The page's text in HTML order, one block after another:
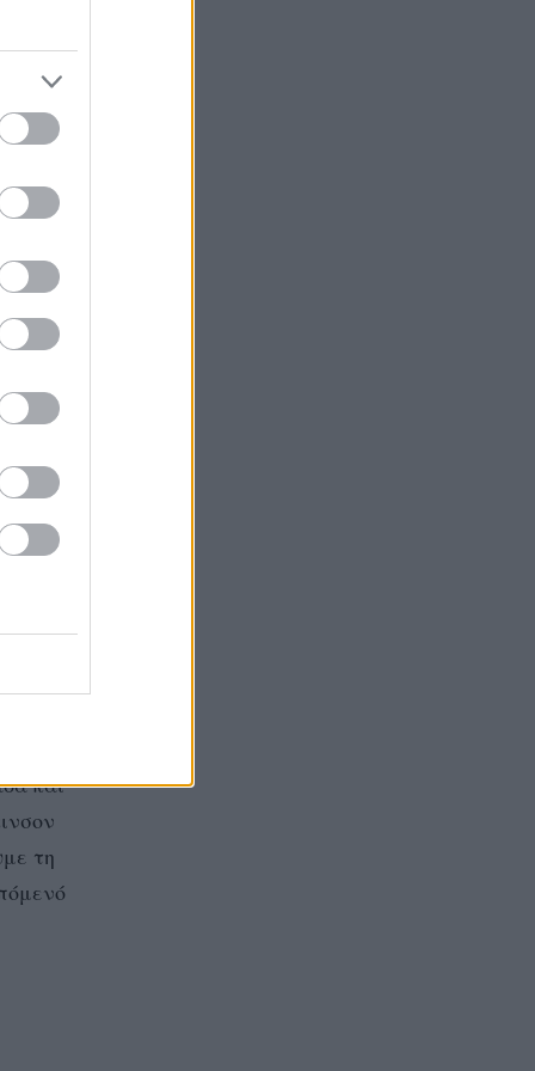
(7/21
4
14
5-8
και
τη